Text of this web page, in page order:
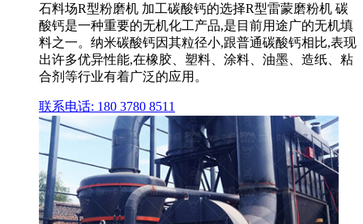
石料场R型粉磨机 加工碳酸钙的选择R型雷蒙磨粉机 碳
酸钙是一种重要的无机化工产品,是目前用途广的无机填
料之一。纳米碳酸钙因其粒径小,跟普通碳酸钙相比,表现
出许多优异性能,在橡胶、塑料、涂料、油墨、造纸、粘
合剂等行业有着广泛的应用。
联系电话: 180 3780 8511